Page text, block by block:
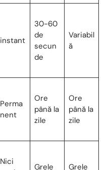
instant
30-60
de
secun
de
Variabil
ă
Perma
nent
Ore
până la
zile
Ore
până la
zile
Nici
Grele Grele